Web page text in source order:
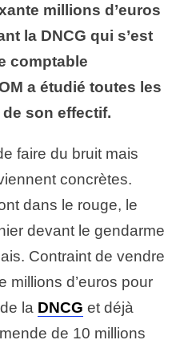
millions d’euros
la DNCG qui s’est
comptable
a étudié toutes les
son effectif.
faire du bruit mais
concrètes.
dans le rouge, le
devant le gendarme
Contraint de vendre
millions d’euros pour
la DNCG et déjà
de 10 millions